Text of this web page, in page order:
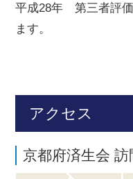
平成28年 第三者評価
ます。
アクセス
京都府済生会